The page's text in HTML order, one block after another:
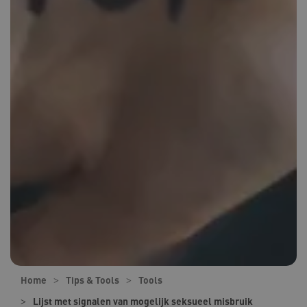
Home Tips & Tools
Tools
Lijst met signalen van mogelijk seksueel misbruik